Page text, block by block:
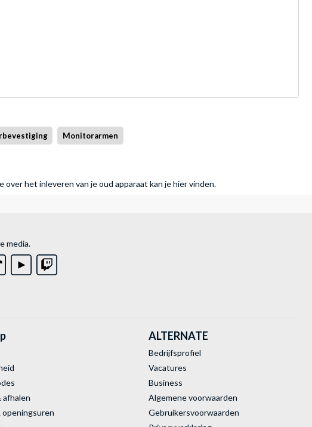
Monitorarmen
over het inleveren van je oud apparaat kan je hier vinden.
media.
afhalen
openingsuren
ALTERNATE
Bedrijfsprofiel
Vacatures
Business
Algemene voorwaarden
Gebruikersvoorwaarden